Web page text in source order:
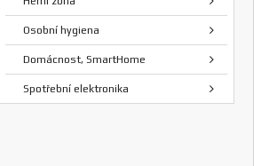
Osobní hygiena
Domácnost, SmartHome
Spotřební elektronika